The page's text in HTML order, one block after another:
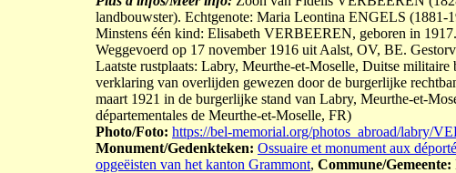
landbouwster). Echtgenote: Maria Leontina ENGELS
Minstens één kind: Elisabeth VERBEEREN, geboren in
Weggevoerd op 17 november 1916 uit Aalst, OV, BE.
Laatste rustplaats: Labry, Meurthe-et-Moselle, Duitse
verklaring van overlijden gewezen door de burgerlijke
maart 1921 in de burgerlijke stand van Labry, Meurthe-et-
départementales de Meurthe-et-Moselle, FR)
Photo/Foto: https://bel-memorial.org/photos_abroad/labry/
Monument/Gedenkteken: Ossuaire et monument aux
opgeëisten van het kanton Grammont, Commune/Gemeente: